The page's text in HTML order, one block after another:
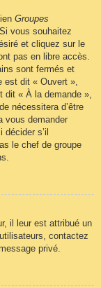
Groupes
vous souhaitez
et cliquez sur le
pas en libre accès.
sont fermés et
est dit « Ouvert »,
dit « À la demande »,
nécessitera d’être
vous demander
s’il
le chef de groupe
il leur est attribué un
contactez
privé.